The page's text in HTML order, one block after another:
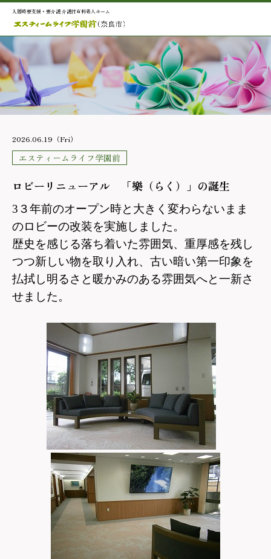
入居時要支援・要介護 介護付有料老人ホーム
2026.06.19（Fri）
エスティームライフ学園前
ロビーリニューアル 「樂（らく）」の誕生
3３年前のオープン時と大きく変わらないまま
のロビーの改装を実施しました。
歴史を感じる落ち着いた雰囲気、重厚感を残し
つつ新しい物を取り入れ、古い暗い第一印象を
払拭し明るさと暖かみのある雰囲気へと一新さ
せました。